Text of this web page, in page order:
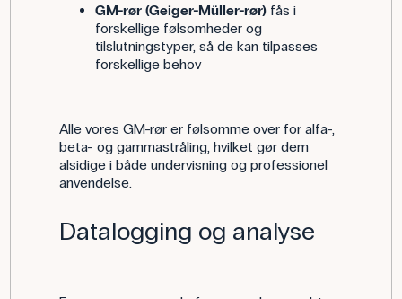
GM-rør (Geiger-Müller-rør)fås i
forskellige følsomheder og
tilslutningstyper, så de kan tilpasses
forskellige behov
Alle vores GM-rør er følsomme over for alfa-,
beta- og gammastråling, hvilket gør dem
alsidige i både undervisning og professionel
anvendelse.
Datalogging og analyse